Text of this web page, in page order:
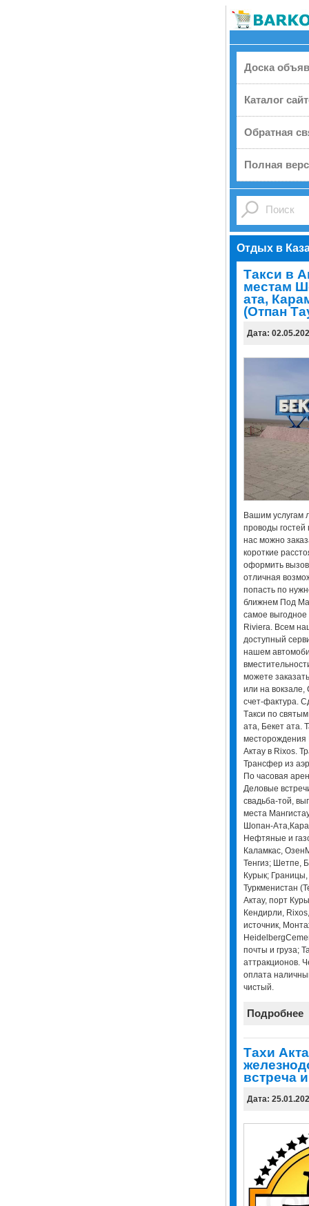
Доска
Каталог
Обратная
Полная
Отдых в
Такси в
местам
ата,
(Отпан
Дата:
Вашим услугам
проводы гостей
нас можно
короткие
оформить
отличная
попасть по
ближнем Под
самое выгодное
Riviera. Всем
доступный
нашем
можете
или на вокзале,
счет-фактура.
Tакси по
ата, Бекет ата.
месторождения
Актау в Rixos.
Трансфер из
По часовая
Деловые
свадьба-той,
места
Шопан-
Нефтяные и
Каламкас,
Тенгиз; Шетпе,
Курык;
Туркменистан
Актау, порт
Кендирли,
источник,
почты и груза;
аттракционов.
оплата
чистый.
Подробнее
Тахи
встреча
Дата: